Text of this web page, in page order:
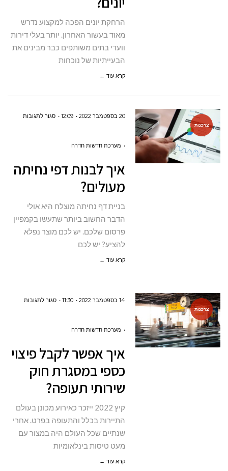
הרחקת יונים הפכה למקצוע נדרש
מאוד בעשור האחרון. יותר בעלי דירות
וועדי בתים משותפים כבר מבינים את
הבעייתיות של נוכחות
קרא עוד ←
צרכנות
20 בספטמבר 2022 12:09 סגור לתגובותעל
נחיתה
מערכת חדשות חדרה
איך לבנות דפי נחיתה
מעולים?
בניית דף נחיתה מוצלח היא אולי
הדבר החשוב ביותר שתעשו בקמפיין
פרסום שלכם. יש לכם מוצר נפלא
להציע? יש לכם
קרא עוד ←
צרכנות
14 בספטמבר 2022 11:30 סגור לתגובותעל
פיצוי
מערכת חדשות חדרה
איך אפשר לקבל פיצוי
כספי במסגרת חוק
שירותי תעופה?
קיץ 2022 ייזכר כאירוע מכונן בעולם
התיירות בכלל והתעופה בפרט. אחרי
שנתיים שכל העולם היה במצור עם
מעט טיסות בינלאומיות
קרא עוד ←